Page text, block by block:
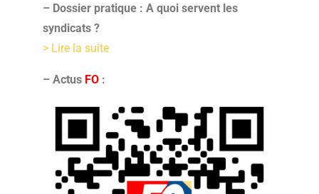
– Dossier pratique : A quoi servent les
syndicats ?
> Lire la suite
– Actus FO :